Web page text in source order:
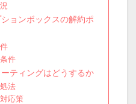
ョンボックスの解約ポ
件
ティングはどうするか
法
応策